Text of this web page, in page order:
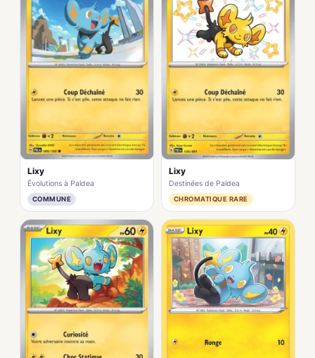
Lixy
Évolutions à Paldea
COMMUNE
Lixy
Destinées de Paldea
CHROMATIQUE RARE